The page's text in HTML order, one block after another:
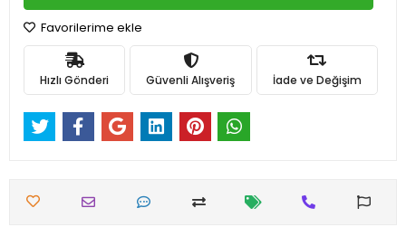
Favorilerime ekle
Hızlı Gönderi Güvenli Alışveriş İade ve Değişim